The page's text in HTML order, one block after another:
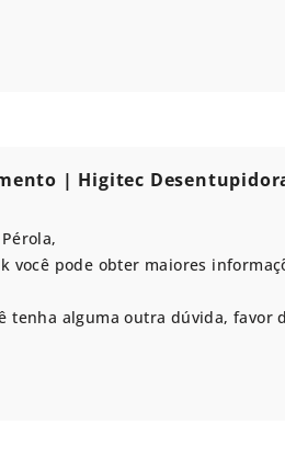
| Higitec
você pode obter maiores
tenha alguma outra dúvida, favor